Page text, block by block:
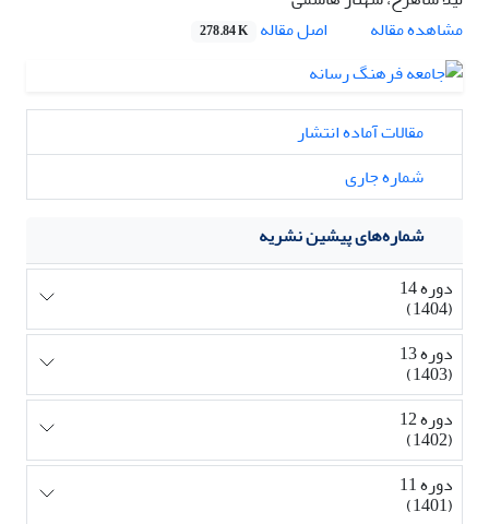
مشاهده مقاله
اصل مقاله 278.84 K
مقالات آماده انتشار
شماره جاری
شماره‌های پیشین نشریه
دوره 14
(1404)
دوره 13
(1403)
دوره 12
(1402)
دوره 11
(1401)